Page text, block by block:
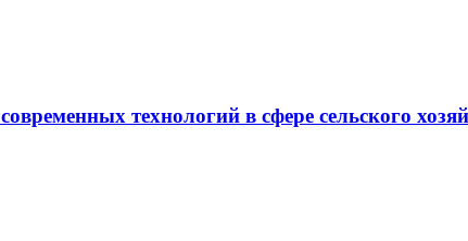
технологий в сфере сельского